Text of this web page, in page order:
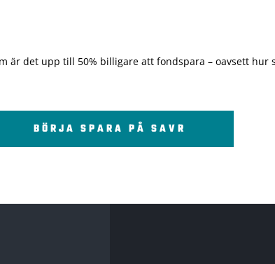
är det upp till 50% billigare att fondspara – oavsett
BÖRJA SPARA PÅ SAVR